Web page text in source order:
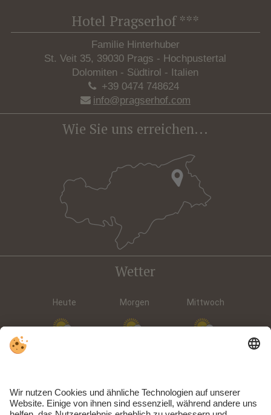
Hotel Pragserhof ***
Familie Hinterhuber
St. Veit 35, 39030 Prags - Hochpustertal
Dolomiten - Südtirol - Italien
+39 0474 748624
info@pragserhof.com
Wie Sie uns erreichen...
Wetter
Heute Morgen Mittwoch
MwSt.-Nr. IT02588590212 | CIN: IT021009A168NFTUUN | ©